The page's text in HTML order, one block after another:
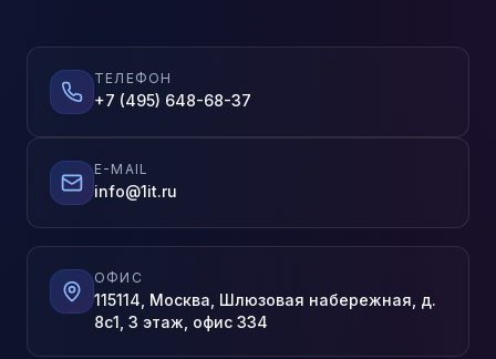
ТЕЛЕФОН
+7 (495) 648-68-37
E-MAIL
info@1it.ru
ОФИС
115114, Москва, Шлюзовая набережная, д.
8с1, 3 этаж, офис 334